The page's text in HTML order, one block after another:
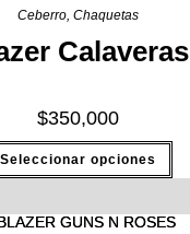
Ceberro, Chaquetas
Calaveras
$350,000
Seleccionar opciones